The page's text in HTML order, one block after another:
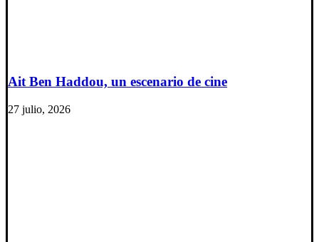
Ait Ben Haddou, un escenario de cine
27 julio, 2026